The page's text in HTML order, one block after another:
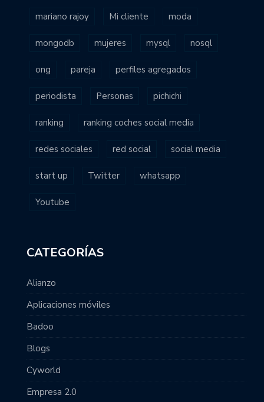
mariano rajoy Mi cliente moda
mongodb mujeres mysql nosql
ong pareja perfiles agregados
periodista Personas pichichi
ranking ranking coches social media
redes sociales red social social media
start up Twitter whatsapp
Youtube
CATEGORÍAS
Alianzo
Aplicaciones móviles
Badoo
Blogs
Cyworld
Empresa 2.0